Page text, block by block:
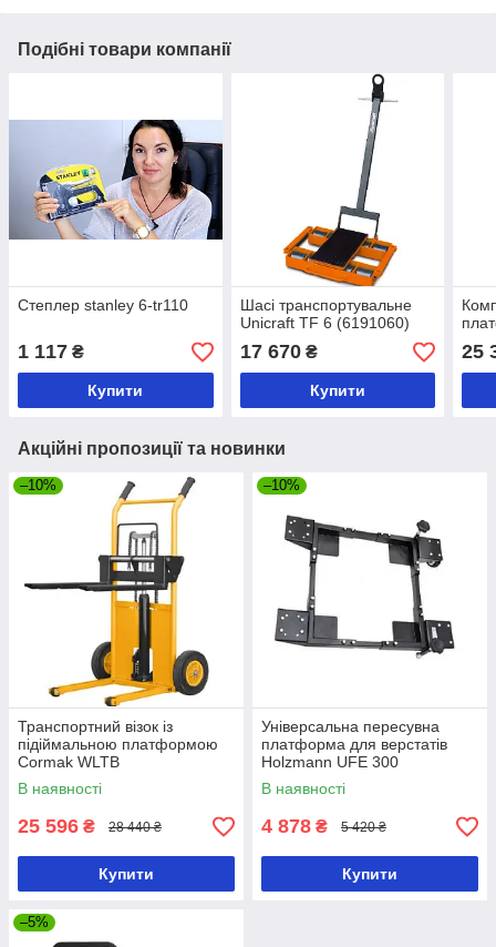
Подібні товари компанії
Степлер stanley 6-tr110
1 117 ₴
Купити
Шасі транспортувальне
Unicraft TF 6 (6191060)
17 670₴
Купити
25
Акційні пропозиції та новинки
–10%
Транспортний візок із
підіймальною платформою
Cormak WLTB
В наявності
25 596 ₴ 28 440 ₴
Купити
–10%
Універсальна пересувна
платформа для верстатів
Holzmann UFE 300
В наявності
4 878 ₴ 5 420 ₴
Купити
–5%